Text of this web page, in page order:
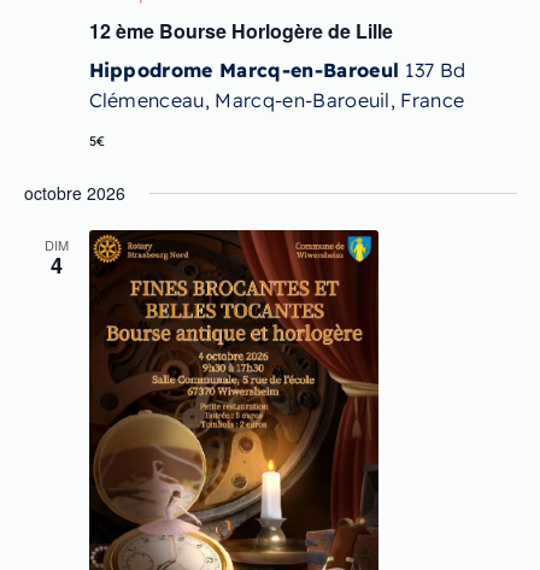
12 ème Bourse Horlogère de Lille
Hippodrome Marcq-en-Baroeul 137 Bd
Clémenceau, Marcq-en-Baroeuil, France
5€
octobre 2026
DIM
4